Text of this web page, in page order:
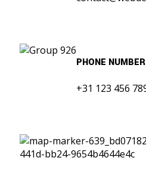
PHONE NUMBER
+31 123 456